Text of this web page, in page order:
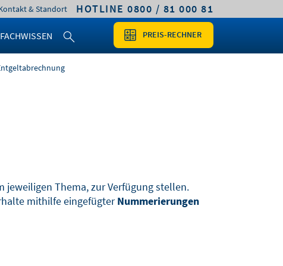
HOTLINE 0800 / 81 000 81
& Standort
FACHWISSEN PREIS-RECHNER
Thema, zur Verfügung stellen.
mithilfe eingefügterNummerierungen